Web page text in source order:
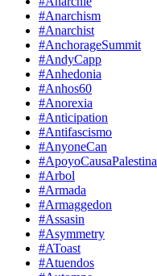
#Anarchism
#Anarchist
#AnchorageSummit
#AndyCapp
#Anhedonia
#Anhos60
#Anorexia
#Anticipation
#Antifascismo
#AnyoneCan
#ApoyoCausaPalestina
#Arbol
#Armada
#Armaggedon
#Assasin
#Asymmetry
#AToast
#Atuendos